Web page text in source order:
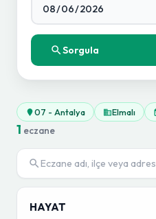
Sorgula
07 - Antalya Elmalı
1 eczane
HAYAT